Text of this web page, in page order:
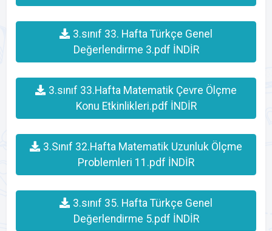
3.sınıf 33. Hafta Türkçe Genel
Değerlendirme 3.pdf İNDİR
3.sınıf 33.Hafta Matematik Çevre Ölçme
Konu Etkinlikleri.pdf İNDİR
3.Sınıf 32.Hafta Matematik Uzunluk Ölçme
Problemleri 11.pdf İNDİR
3.sınıf 35. Hafta Türkçe Genel
Değerlendirme 5.pdf İNDİR